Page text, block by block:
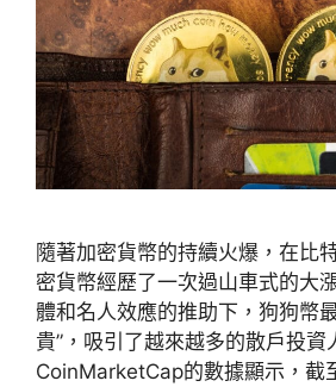
隨著加密貨幣的持續火爆，在比
密貨幣經歷了一次過山車式的大
體和名人效應的推助下，狗狗幣
貴”，吸引了越來越多的散戶投資
CoinMarketCap的數據顯示，截